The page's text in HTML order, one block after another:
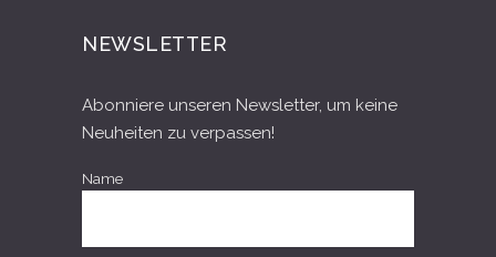
NEWSLETTER
Abonniere unseren Newsletter, um keine
Neuheiten zu verpassen!
Name